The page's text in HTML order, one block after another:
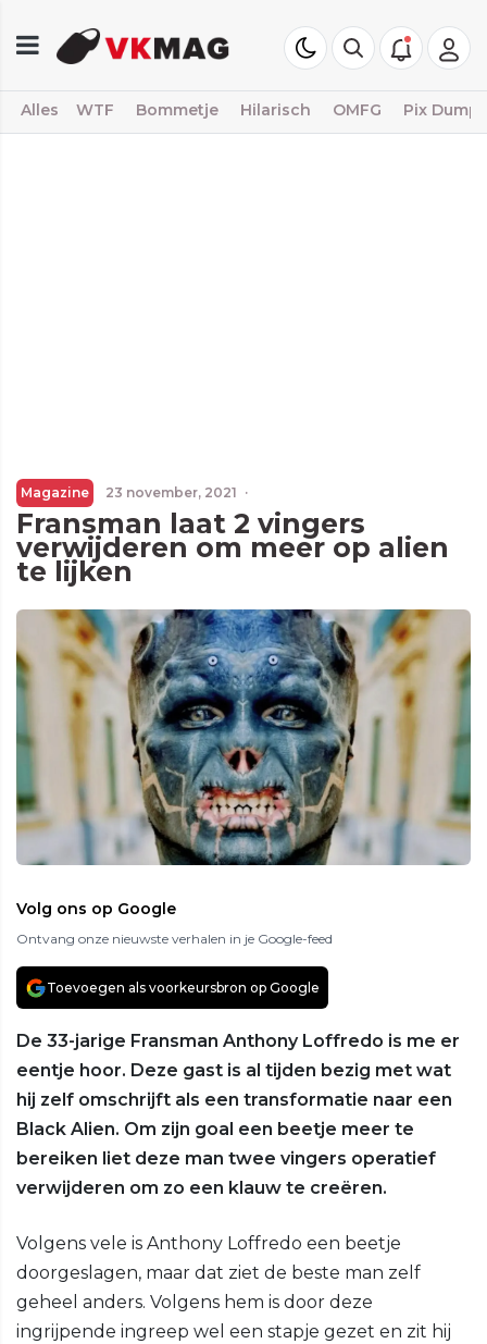
Alles WTF Bommetje Hilarisch OMFG Pix Dump
Magazine 23 november, 2021 ·
Fransman laat 2 vingers
verwijderen om meer op alien
te lijken
Volg ons op Google
Ontvang onze nieuwste verhalen in je Google-feed
Toevoegen als voorkeursbron op Google
De 33-jarige Fransman Anthony Loffredo is me er
eentje hoor. Deze gast is al tijden bezig met wat
hij zelf omschrijft als een transformatie naar een
Black Alien. Om zijn goal een beetje meer te
bereiken liet deze man twee vingers operatief
verwijderen om zo een klauw te creëren.
Volgens vele is Anthony Loffredo een beetje
doorgeslagen, maar dat ziet de beste man zelf
geheel anders. Volgens hem is door deze
ingrijpende ingreep wel een stapje gezet en zit hij